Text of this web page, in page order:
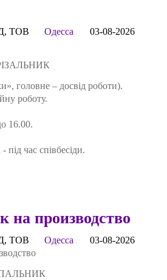
ТОВ Одесса
03-08-2026
головне – досвід роботи).
роботу.
16.00.
час співбесіди.
на производство
ТОВ Одесса
03-08-2026